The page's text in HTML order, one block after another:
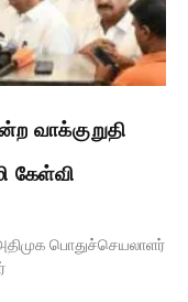
வாக்குறுதி
கேள்வி
பொதுச்செயலாளர்